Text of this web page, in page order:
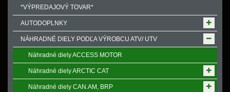
*VÝPREDAJOVÝ TOVAR*
AUTODOPLNKY
NÁHRADNÉ DIELY PODĽA VÝROBCU ATV/ UTV
Náhradné diely ACCESS MOTOR
Náhradné diely ARCTIC CAT
Náhradné diely CAN.AM, BRP